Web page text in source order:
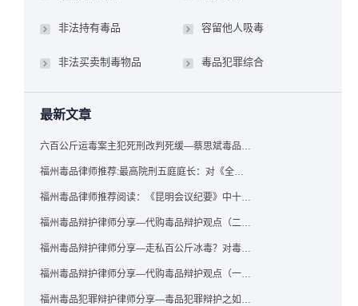
非法持有毒品 容留他人吸毒
非法买卖制毒物品 毒品犯罪综合
最新文章
六百公斤运毒案主犯死刑改判死缓—蔡思斌毒品犯罪辩护成功案例
福州毒品律师推荐:最高院刑五庭庭长：对《全国法院毒品案件审判工作会议纪要》的理解与适用
福州毒品律师推荐阅读：《昆明会议纪要》中十个“意想不到”的规定
福州毒品辩护律师分享—代购毒品辩护观点（二）——“牟利”之辩
福州毒品辩护律师分享—走私百公斤冰毒？对毒品缺失型走私毒品罪案件，该如何有效辩护
福州毒品辩护律师分享—代购毒品辩护观点（一）——“真假”之辩
福州毒品犯罪辩护律师分享—毒品犯罪辩护之如何提炼言辞证据